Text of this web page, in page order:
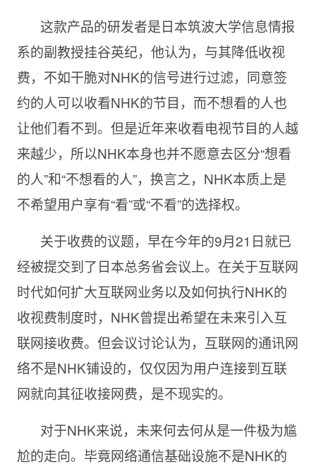
这款产品的研发者是日本筑波大学信息情报
系的副教授挂谷英纪，他认为，与其降低收视
费，不如干脆对NHK的信号进行过滤，同意签
约的人可以收看NHK的节目，而不想看的人也
让他们看不到。但是近年来收看电视节目的人越
来越少，所以NHK本身也并不愿意去区分“想看
的人”和“不想看的人”，换言之，NHK本质上是
不希望用户享有“看”或“不看”的选择权。
关于收费的议题，早在今年的9月21日就已
经被提交到了日本总务省会议上。在关于互联网
时代如何扩大互联网业务以及如何执行NHK的
收视费制度时，NHK曾提出希望在未来引入互
联网接收费。但会议讨论认为，互联网的通讯网
络不是NHK铺设的，仅仅因为用户连接到互联
网就向其征收接网费，是不现实的。
对于NHK来说，未来何去何从是一件极为尴
尬的走向。毕竟网络通信基础设施不是NHK的